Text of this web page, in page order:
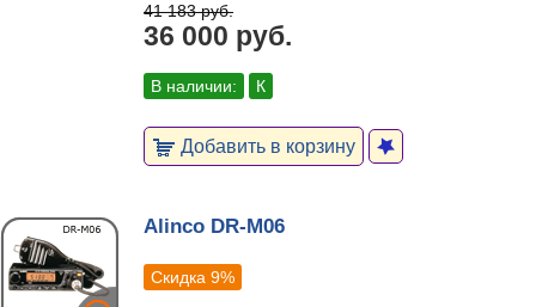
41 183 руб.
36 000 руб.
В наличии: К
Добавить в корзину
Alinco DR-M06
Скидка 9%